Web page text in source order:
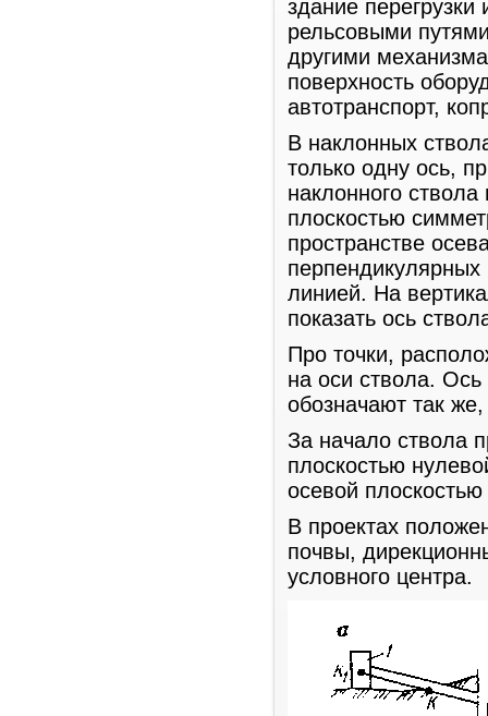
здание
рельсовыми
другими
поверхность
автотранспорт,
В наклонных
только одну ось,
наклонного
плоскостью
пространстве
перпендикулярных
линией. На
показать ось
Про точки,
на оси ствола.
обозначают так
За начало ствола
плоскостью
осевой
В проектах
почвы,
условного центра.